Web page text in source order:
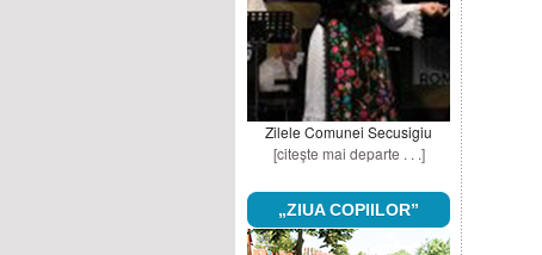
Zilele Comunei Secusigiu
[citeşte mai departe . . .]
„ZIUA COPIILOR”